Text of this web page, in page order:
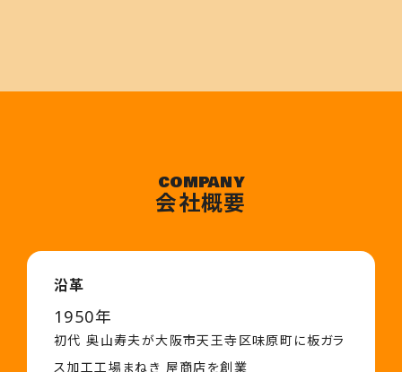
COMPANY
会社概要
沿革
1950年
初代 奥山寿夫が大阪市天王寺区味原町に板ガラ
ス加工工場まねき 屋商店を創業